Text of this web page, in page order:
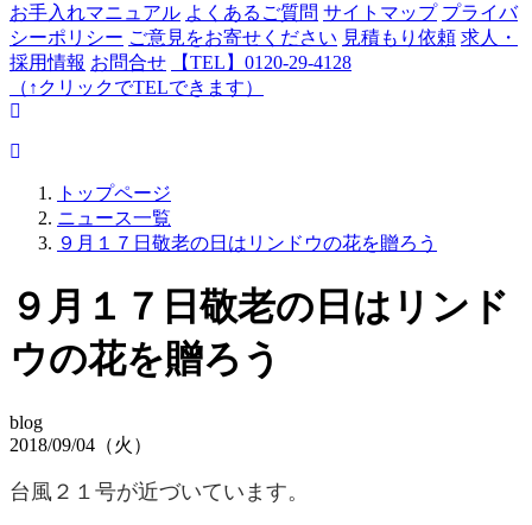
お手入れマニュアル よくあるご質問 サイトマップ プライバ
シーポリシー ご意見をお寄せください 見積もり依頼 求人・
採用情報 お問合せ
【TEL】0120-29-4128
（↑クリックでTELできます）
トップページ
ニュース一覧
９月１７日敬老の日はリンドウの花を贈ろう
９月１７日敬老の日はリンド
ウの花を贈ろう
blog
2018/09/04（火）
台風２１号が近づいています。